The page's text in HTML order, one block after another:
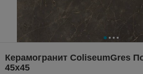
Керамогранит ColiseumGres
45х45